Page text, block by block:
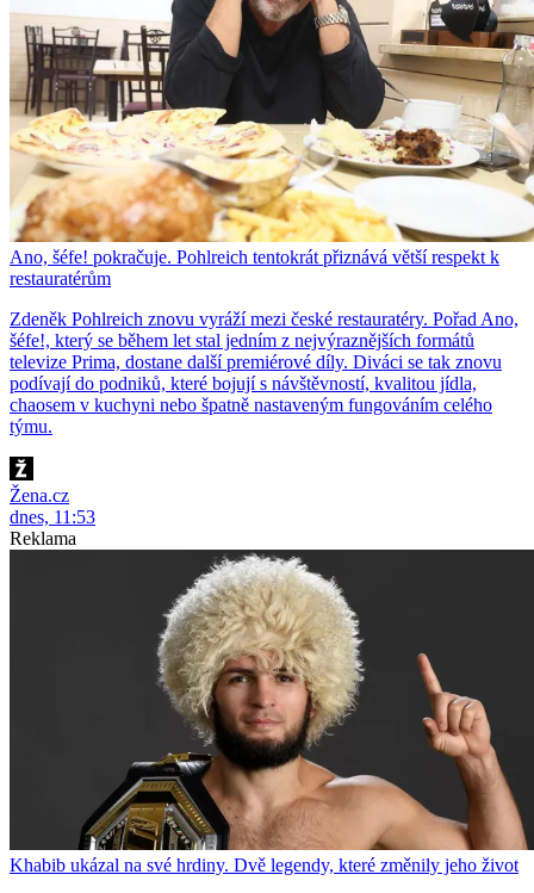
Ano, šéfe! pokračuje. Pohlreich tentokrát přiznává větší respekt k
restauratérům
Zdeněk Pohlreich znovu vyráží mezi české restauratéry. Pořad Ano,
šéfe!, který se během let stal jedním z nejvýraznějších formátů
televize Prima, dostane další premiérové díly. Diváci se tak znovu
podívají do podniků, které bojují s návštěvností, kvalitou jídla,
chaosem v kuchyni nebo špatně nastaveným fungováním celého
týmu.
Žena.cz
dnes, 11:53
Reklama
Khabib ukázal na své hrdiny. Dvě legendy, které změnily jeho život